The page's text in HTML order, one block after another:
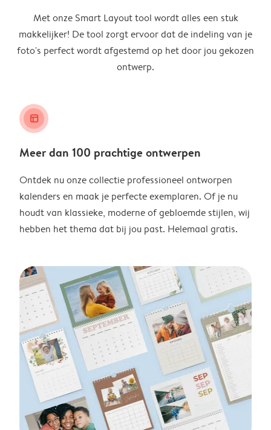
Met onze Smart Layout tool wordt alles een stuk
makkelijker! De tool zorgt ervoor dat de indeling van je
foto's perfect wordt afgestemd op het door jou gekozen
ontwerp.
layout_alt
Meer dan 100 prachtige ontwerpen
Ontdek nu onze collectie professioneel ontworpen
kalenders en maak je perfecte exemplaren. Of je nu
houdt van klassieke, moderne of gebloemde stijlen, wij
hebben het thema dat bij jou past. Helemaal gratis.